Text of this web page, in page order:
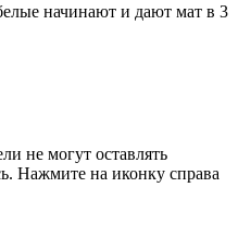
начинают и дают мат в 3
не могут оставлять
Нажмите на иконку справа